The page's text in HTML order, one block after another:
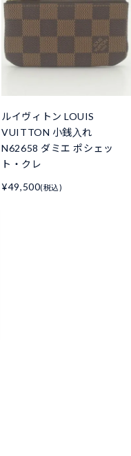
ルイヴィトン LOUIS
VUITTON 小銭入れ
N62658 ダミエ ポシェッ
ト・クレ
¥49,500(税込)